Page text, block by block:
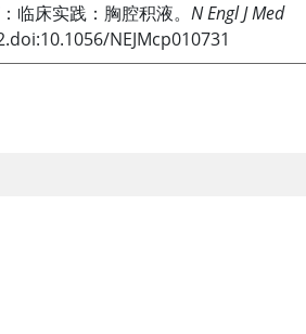
：临床实践：胸腔积液。 N Engl J Med
NEJMcp010731